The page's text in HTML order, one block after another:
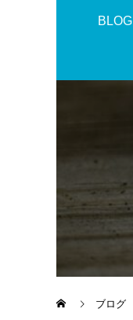
脂質異常症の食事と運動
BLOG
ブログ